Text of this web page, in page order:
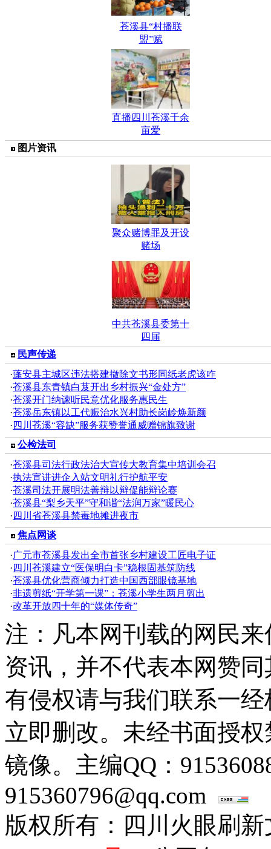
苍溪县“村播联
盟”赋
直播四川苍溪千余
亩爱
图片资讯
聚众赌博罪及开设
赌场
中共苍溪县委第十
四届
民声传递
·蓬安县主城区违法搭建撤除文书形同纸老虎该咋
·苍溪县东青镇白芨开出乡村振兴“金处方”
·苍溪开门纳谏听民意优化服务惠民生
·苍溪岳东镇以工代赈治水兴村助长岗岭焕新颜
· 四川苍溪“容缺”服务获赞誉通威赠锦旗致谢
公检法司
·苍溪县司法行政法治大宣传大教育集中培训会召
·执法宣讲进企入站文明礼行护航平安
·苍溪司法开展明法善辩以辩促能辩论赛
·苍溪县“梨乡天平”守和谐“法润万家”暖民心
· 四川省苍溪县禁毒地摊进夜市
焦点网谈
·广元市苍溪县发出全市首张乡村建设工匠电子证
· 四川苍溪建立“医保明白卡”稳根固基筑防线
·苍溪县优化营商倾力打造中国西部眼镜基地
·非遗剪纸“开学第一课”：苍溪小学生两月剪出
·改革开放四十年的“媒体传奇”
注：凡本网刊载的网民
资讯，并不代表本网赞
有侵权请与我们联系一经
立即删改。未经书面授
镜像。主编QQ：
915360796@qq.com
版权所有：四川火眼刷